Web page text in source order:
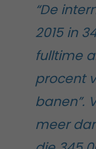
“De
2015 in
fulltime
procent
banen”.
meer